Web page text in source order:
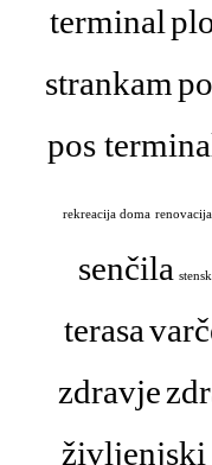
terminal
strankam
pos
rekreacija doma
senčila
terasa
zdravje
življenjski